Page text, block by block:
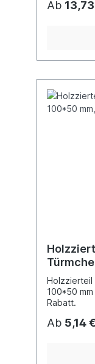
Ab
Holzzierteil
100*50 mm in
Rabatt.
Ab 5,14